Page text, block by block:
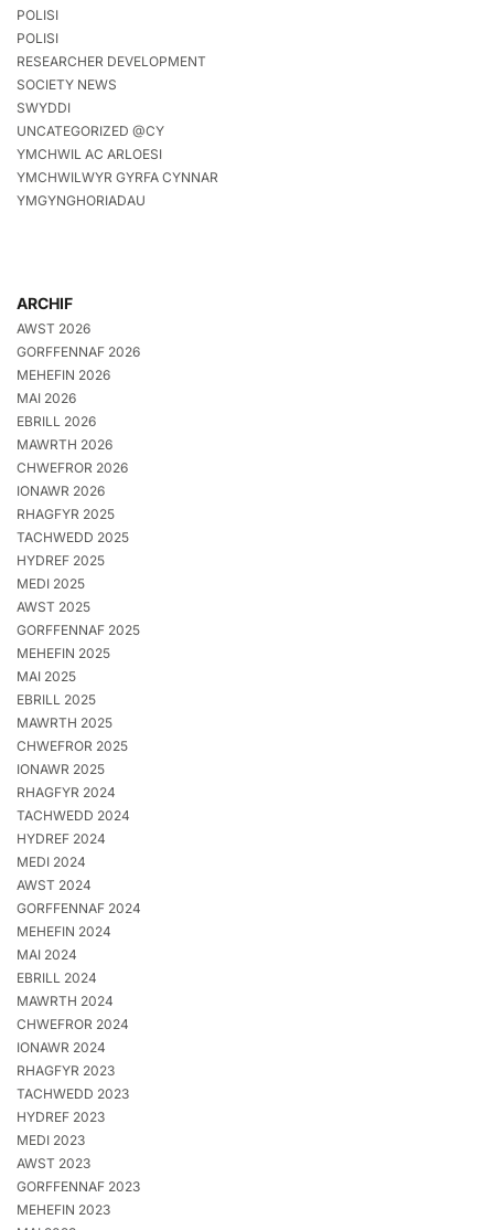
POLISI
POLISI
RESEARCHER DEVELOPMENT
SOCIETY NEWS
SWYDDI
UNCATEGORIZED @CY
YMCHWIL AC ARLOESI
YMCHWILWYR GYRFA CYNNAR
YMGYNGHORIADAU
ARCHIF
AWST 2026
GORFFENNAF 2026
MEHEFIN 2026
MAI 2026
EBRILL 2026
MAWRTH 2026
CHWEFROR 2026
IONAWR 2026
RHAGFYR 2025
TACHWEDD 2025
HYDREF 2025
MEDI 2025
AWST 2025
GORFFENNAF 2025
MEHEFIN 2025
MAI 2025
EBRILL 2025
MAWRTH 2025
CHWEFROR 2025
IONAWR 2025
RHAGFYR 2024
TACHWEDD 2024
HYDREF 2024
MEDI 2024
AWST 2024
GORFFENNAF 2024
MEHEFIN 2024
MAI 2024
EBRILL 2024
MAWRTH 2024
CHWEFROR 2024
IONAWR 2024
RHAGFYR 2023
TACHWEDD 2023
HYDREF 2023
MEDI 2023
AWST 2023
GORFFENNAF 2023
MEHEFIN 2023